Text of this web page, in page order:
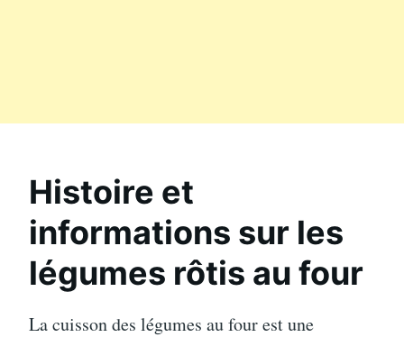
Histoire et
informations sur les
légumes rôtis au four
La cuisson des légumes au four est une